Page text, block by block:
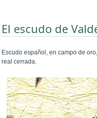
El escudo de
Escudo español, en campo de
real cerrada.